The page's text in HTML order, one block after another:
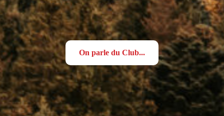
On parle du Club...